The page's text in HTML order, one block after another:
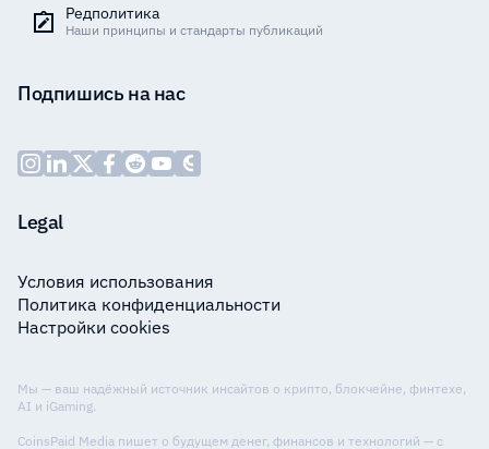
Редполитика
Наши принципы и стандарты публикаций
Подпишись на нас
Legal
Условия использования
Политика конфиденциальности
Настройки cookies
Мы — ваш надёжный источник инсайтов о крипто, блокчейне, финтехе,
AI и iGaming.
CoinsPaid Media пишет о будущем денег, финансов и технологий — с